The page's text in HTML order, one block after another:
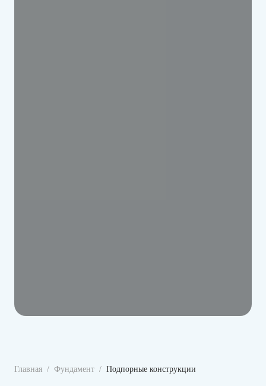
Главная Фундамент Подпорные конструкции